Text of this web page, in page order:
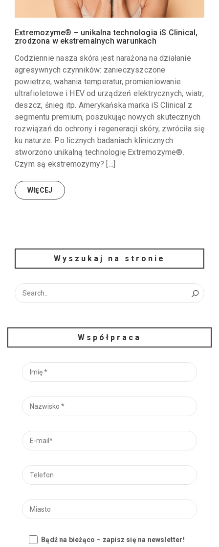
Extremozyme® – unikalna technologia iS Clinical,
zrodzona w ekstremalnych warunkach
Codziennie nasza skóra jest narażona na działanie
agresywnych czynników: zanieczyszczone
powietrze, wahania temperatur, promieniowanie
ultrafioletowe i HEV od urządzeń elektrycznych, wiatr,
deszcz, śnieg itp. Amerykańska marka iS Clinical z
segmentu premium, poszukując nowych skutecznych
rozwiązań do ochrony i regeneracji skóry, zwróciła się
ku naturze. Po licznych badaniach klinicznych
stworzono unikalną technologię Extremozyme®.
Czym są ekstremozymy? […]
WIĘCEJ
Wyszukaj na stronie
Współpraca
Bądź na bieżąco – zapisz się na newsletter!